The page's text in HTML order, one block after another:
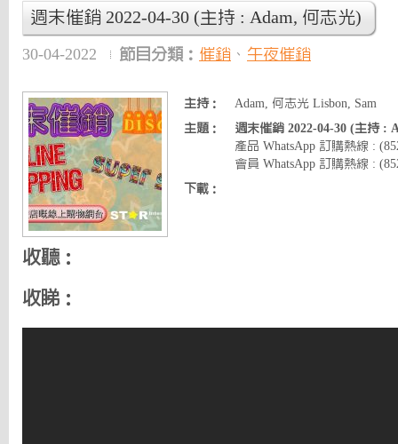
週末催銷 2022-04-30 (主持 : Adam, 何志光)
30-04-2022 節目分類： 催銷 、 午夜催銷
主持：
Adam, 何志光 Lisbon, Sam
主題：
週末催銷 2022-04-30 (主持 :
產品 WhatsApp 訂購熱線 :
會員 WhatsApp 訂購熱線 :
下載：
收聽：
收睇：